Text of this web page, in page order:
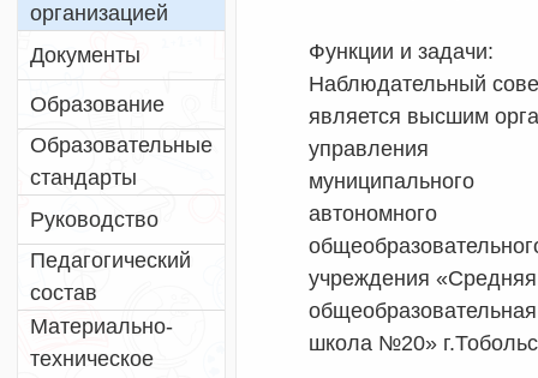
организацией
Документы
Образование
Образовательные
стандарты
Руководство
Педагогический
состав
Материально-
техническое
Функции и задачи:
Наблюдательный
является высшим
управления
муниципального
автономного
учреждения «Средняя
общеобразовательная
школа №20»